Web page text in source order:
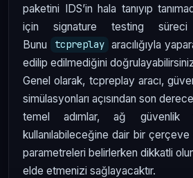
paketini IDS’in hala tanıyıp
için signature testing süreci
Bunu
tcpreplay aracılığıyla
edilip edilmediğini
Genel olarak, tcpreplay aracı,
simülasyonları açısından son
temel adımlar, ağ güvenlik
kullanılabileceğine dair bir çerçeve
parametreleri belirlerken dikkatli
elde etmenizi sağlayacaktır.